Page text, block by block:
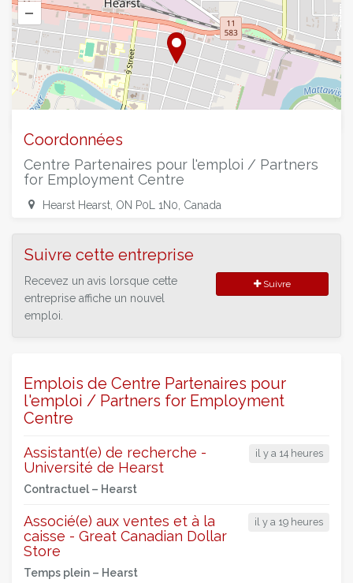
–
Coordonnées
Centre Partenaires pour l'emploi / Partners
for Employment Centre
Hearst Hearst, ON P0L 1N0, Canada
Suivre cette entreprise
Recevez un avis lorsque cette
entreprise affiche un nouvel
emploi.
Suivre
Emplois de Centre Partenaires pour
l'emploi / Partners for Employment
Centre
il y a 14 heures
Assistant(e) de recherche -
Université de Hearst
Contractuel – Hearst
il y a 19 heures
Associé(e) aux ventes et à la
caisse - Great Canadian Dollar
Store
Temps plein – Hearst